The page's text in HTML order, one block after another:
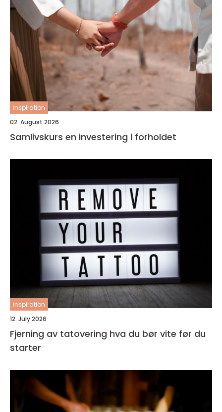
inspiration
02. August 2026
Samlivskurs en investering i forholdet
inspiration
12. July 2026
Fjerning av tatovering hva du bør vite før du
starter